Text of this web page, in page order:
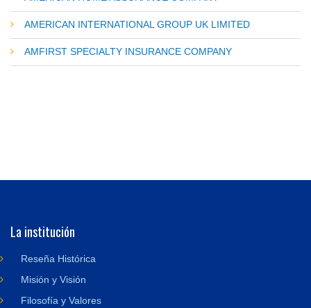
AMERICAN INTERNATIONAL GROUP UK LIMITED
AMFIRST SPECIALTY INSURANCE COMPANY
La institución
Reseña Histórica
Misión y Visión
Filosofía y Valores